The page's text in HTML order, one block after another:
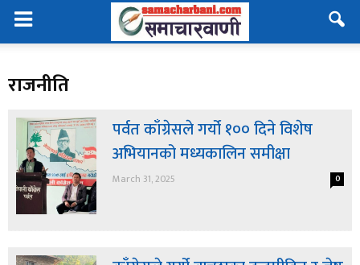
राजनीति
पर्वत काँग्रेसले गर्यो १०० दिने विशेष
अभियानको मध्यकालिन समीक्षा
March 31, 2025 0